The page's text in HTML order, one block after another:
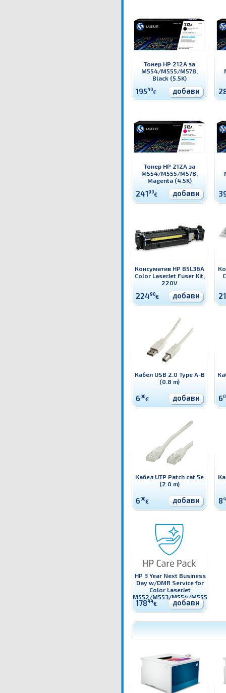
Тонер HP 212A за
M554/M555/M578,
Black (5.5K)
19540€ добави
Тонер HP 212A за
M554/M555/M578,
Magenta (4.5K)
24190€ добави
Консуматив HP B5L36A
Color LaserJet Fuser Kit,
220V
22490€ добави 21
Кабел USB 2.0 Type A-B
(0.8 m)
600€ добави 6
Кабел UTP Patch cat.5e
(2.0 m)
600€ добави 8
HP 3 Year Next Business
Day w/DMR Service for
Color LaserJet
M552/M553/M554/M555
17844€ добави